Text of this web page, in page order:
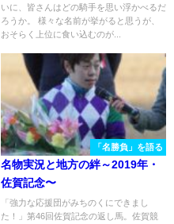
いに、皆さんはどの騎手を思い浮かべるだ
ろうか。 様々な名前が挙がると思うが、
おそらく上位に食い込むのが...
「名勝負」を語る
名物実況と地方の絆～2019年・
佐賀記念〜
「強力な応援団がみちのくにできまし
た！」第46回佐賀記念の返し馬。佐賀競